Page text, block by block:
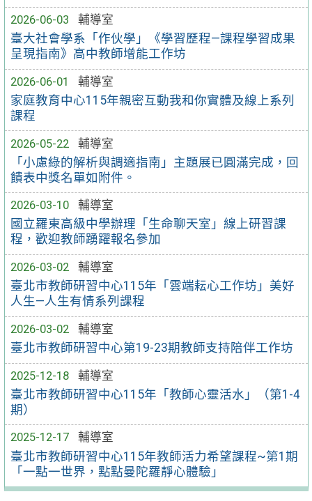
2026-06-03
輔導室
臺大社會學系「作伙學」《學習歷程—課程學習成果
呈現指南》高中教師增能工作坊
2026-06-01
輔導室
家庭教育中心115年親密互動我和你實體及線上系列
課程
2026-05-22
輔導室
「小慮綠的解析與調適指南」主題展已圓滿完成，回
饋表中獎名單如附件。
2026-03-10
輔導室
國立羅東高級中學辦理「生命聊天室」線上研習課
程，歡迎教師踴躍報名參加
2026-03-02
輔導室
臺北市教師研習中心115年「雲端耘心工作坊」美好
人生—人生有情系列課程
2026-03-02
輔導室
臺北市教師研習中心第19-23期教師支持陪伴工作坊
2025-12-18
輔導室
臺北市教師研習中心115年「教師心靈活水」（第1-4
期）
2025-12-17
輔導室
臺北市教師研習中心115年教師活力希望課程~第1期
「一點一世界，點點曼陀羅靜心體驗」